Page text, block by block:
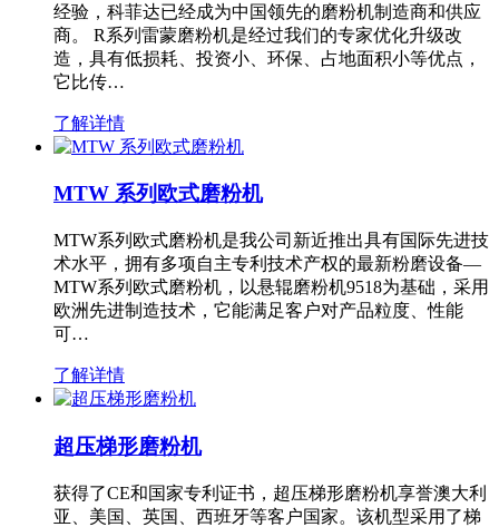
经验，科菲达已经成为中国领先的磨粉机制造商和供应
商。 R系列雷蒙磨粉机是经过我们的专家优化升级改
造，具有低损耗、投资小、环保、占地面积小等优点，
它比传…
了解详情
MTW 系列欧式磨粉机
MTW系列欧式磨粉机是我公司新近推出具有国际先进技
术水平，拥有多项自主专利技术产权的最新粉磨设备—
MTW系列欧式磨粉机，以悬辊磨粉机9518为基础，采用
欧洲先进制造技术，它能满足客户对产品粒度、性能
可…
了解详情
超压梯形磨粉机
获得了CE和国家专利证书，超压梯形磨粉机享誉澳大利
亚、美国、英国、西班牙等客户国家。该机型采用了梯